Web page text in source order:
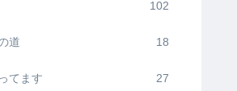
102
道 18
てます 27